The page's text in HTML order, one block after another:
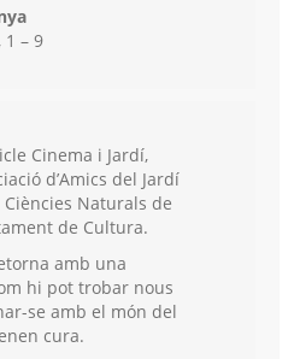
1 – 9
Cinema i Jardí,
d’Amics del Jardí
Naturals de
de Cultura.
amb una
hi pot trobar nous
se amb el món del
cura.